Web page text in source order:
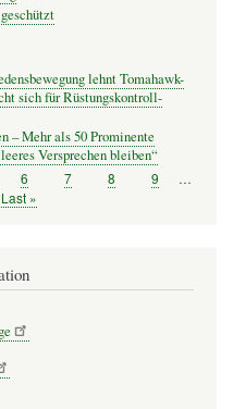
lehnt Tomahawk-
sich für Rüstungskontroll-
– Mehr als 50 Prominente
Versprechen bleiben“
Seite
6 Seite
7 Seite
8 Seite
9
…
Letzte
Last »